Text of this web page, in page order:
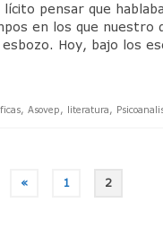
de Extensión
y/o Libros de Interes
lícito pensar que
en los que nuestro
Hoy, bajo los
, Asovep, literatura,
« 1 2